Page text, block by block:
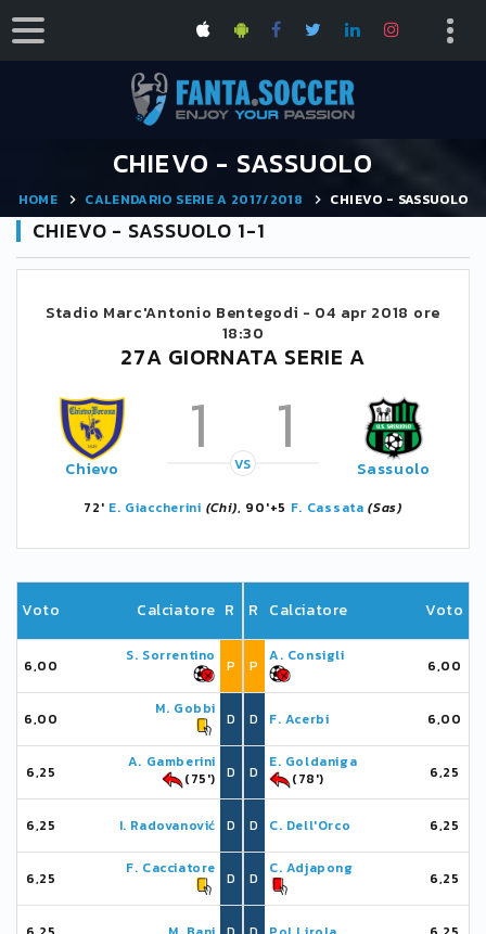
CHIEVO - SASSUOLO
HOME CALENDARIO SERIE A 2017/2018 CHIEVO - SASSUOLO
CHIEVO - SASSUOLO 1-1
Stadio Marc'Antonio Bentegodi - 04 apr 2018 ore
18:30
27A GIORNATA SERIE A
Chievo 1 1
VS Sassuolo
72' E. Giaccherini (Chi), 90'+5 F. Cassata (Sas)
Voto Calciatore R
6,00
S. Sorrentino
P
6,00
M. Gobbi
D
6,25
A. Gamberini
(75')
D
6,25 I. Radovanović D
6,25
F. Cacciatore
D
R Calciatore Voto
P
A. Consigli
6,00
D F. Acerbi 6,00
D
E. Goldaniga
(78')
6,25
D C. Dell'Orco 6,25
D
C. Adjapong
6,25